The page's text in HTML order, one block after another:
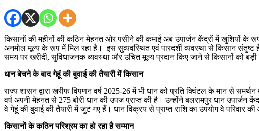
किसानों की महीनों की कठिन मेहनत ओर पसीने की कमाई अब उपार्जन केंद्रों में खुशियों
अनमोल मूल्य के रूप में मिल रहा है। इस सुव्यवस्थित एवं पारदर्शी व्यवस्था से किसान
समय पर खरीदी, सुविधाजनक व्यवस्था और उचित मूल्य प्रदान किए जाने से किसानों को बड़ी
धान बेचने के बाद गेहूं की बुवाई की तैयारी में किसान
राज्य शासन द्वारा खरीफ विपणन वर्ष 2025-26 में भी धान को प्रति क्विंटल के मान से
वर्ष अपनी मेहनत से 275 बोरी धान की उपज प्राप्त की है। उन्होंने बलरामपुर धान
वे गेहूं की बुवाई की तैयारी में जुट गए हैं। धान विक्रय से प्राप्त राशि का उपयोग वे
किसानों के कठिन परिश्रम का हो रहा है सम्मान